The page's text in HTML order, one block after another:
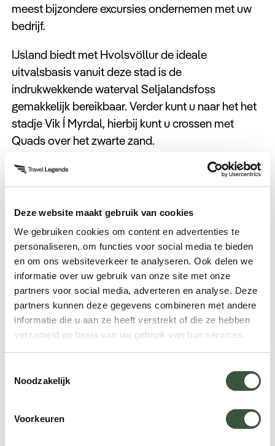
Deze website maakt gebruik van cookies
We gebruiken cookies om content en advertenties te
personaliseren, om functies voor social media te bieden
en om ons websiteverkeer te analyseren. Ook delen we
informatie over uw gebruik van onze site met onze
partners voor social media, adverteren en analyse. Deze
partners kunnen deze gegevens combineren met andere
informatie die u aan ze heeft verstrekt of die ze hebben
verzameld op basis van uw gebruik van hun services.
Noodzakelijk
Voorkeuren
meest bijzondere excursies ondernemen met uw
bedrijf.
IJsland biedt met Hvolsvöllur de ideale
uitvalsbasis vanuit deze stad is de
indrukwekkende waterval Seljalandsfoss
gemakkelijk bereikbaar. Verder kunt u naar het het
stadje Vik Í Myrdal, hierbij kunt u crossen met
Quads over het zwarte zand.
Daarnaast kunt u in Reykajavik de Hallgrímskirkja
bezoeken die bekend staat om zijn eigenaardige
IJslandse natuur. En kunt u gaan snorkelen tussen
twee continenten dit kunt u doen bij de Silfra kloof,
deze unieke ervaring zult u nergens dan ook ter
wereld meemaken.
Wilt u toch liever naar een andere bestemming in
IJsland? Alles is mogelijk! Bespreek uw wensen
met onze reisspecialisten en wij stellen een
voorstel op maat voor u samen.
Incentive op maat